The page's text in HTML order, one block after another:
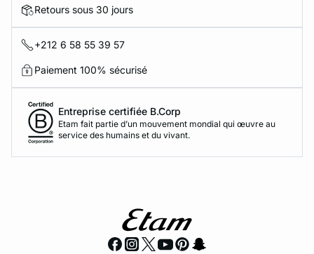
Retours sous 30 jours
+212 6 58 55 39 57
Paiement 100% sécurisé
Entreprise certifiée B.Corp
Etam fait partie d’un mouvement mondial qui œuvre au
service des humains et du vivant.